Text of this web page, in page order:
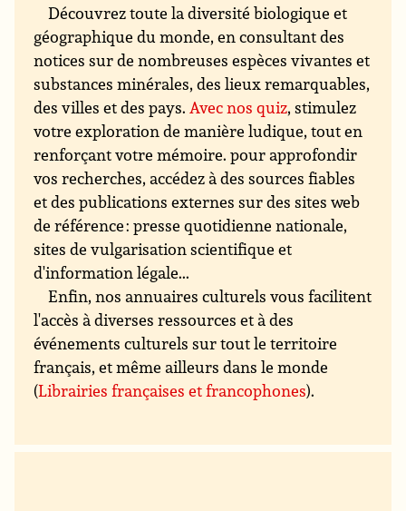
Découvrez toute la diversité biologique et
géographique du monde, en consultant des
notices sur de nombreuses espèces vivantes et
substances minérales, des lieux remarquables,
des villes et des pays. Avec nos quiz, stimulez
votre exploration de manière ludique, tout en
renforçant votre mémoire. pour approfondir
vos recherches, accédez à des sources fiables
et des publications externes sur des sites web
de référence : presse quotidienne nationale,
sites de vulgarisation scientifique et
d'information légale...
Enfin, nos annuaires culturels vous facilitent
l'accès à diverses ressources et à des
événements culturels sur tout le territoire
français, et même ailleurs dans le monde
(Librairies françaises et francophones).